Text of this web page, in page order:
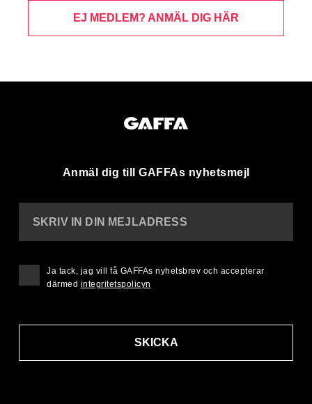
EJ MEDLEM? ANMÄL DIG HÄR
Anmäl dig till GAFFAs nyhetsmejl
SKRIV IN DIN MEJLADRESS
SKICKA
Ja tack, jag vill få GAFFAs nyhetsbrev och accepterar
därmed integritetspolicyn